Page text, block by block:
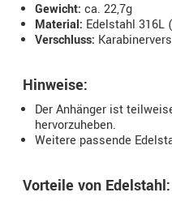
Gewicht: ca. 22,7g
Material: Edelstahl 316L
Verschluss:
Hinweise:
Der Anhänger ist
hervorzuheben.
Weitere passende
Vorteile von Edelstahl: